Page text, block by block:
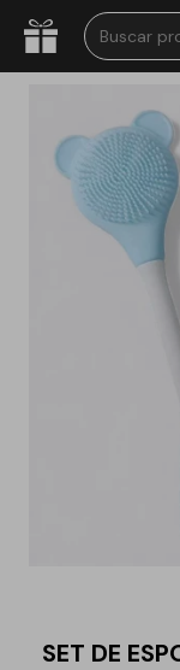
SET DE